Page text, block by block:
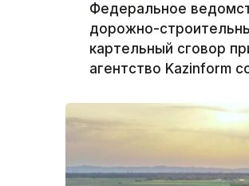
Федеральное
дорожно-
картельный сговор
агентство Kazinform